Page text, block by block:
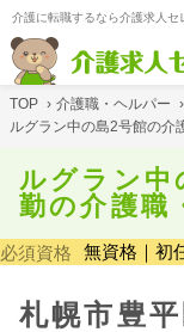
介護に転職するなら介護求人セ
TOP › 介護職・ヘルパー ›
ルグラン中の島2号館の介
ルグラン中
勤の介護職
必須資格 無資格｜初
札幌市豊